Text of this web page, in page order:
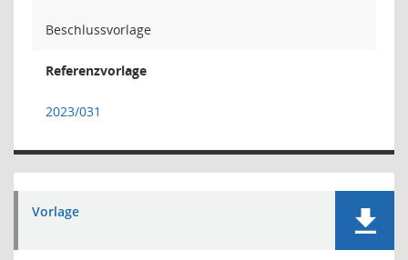
Beschlussvorlage
Referenzvorlage
2023/031
Vorlage